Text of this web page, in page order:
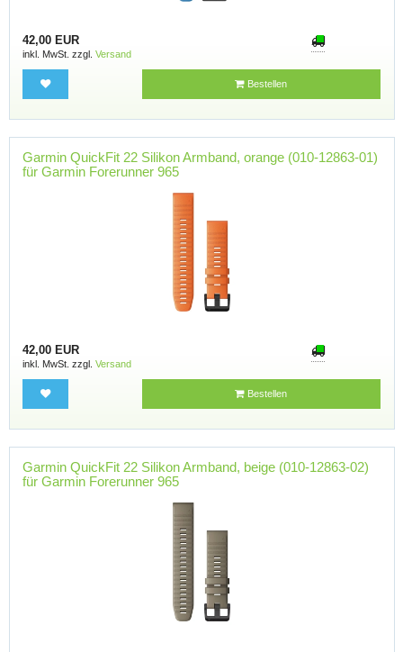
42,00 EUR
inkl. MwSt. zzgl. Versand
Bestellen
Garmin QuickFit 22 Silikon Armband, orange (010-12863-01)
für Garmin Forerunner 965
42,00 EUR
inkl. MwSt. zzgl. Versand
Bestellen
Garmin QuickFit 22 Silikon Armband, beige (010-12863-02)
für Garmin Forerunner 965